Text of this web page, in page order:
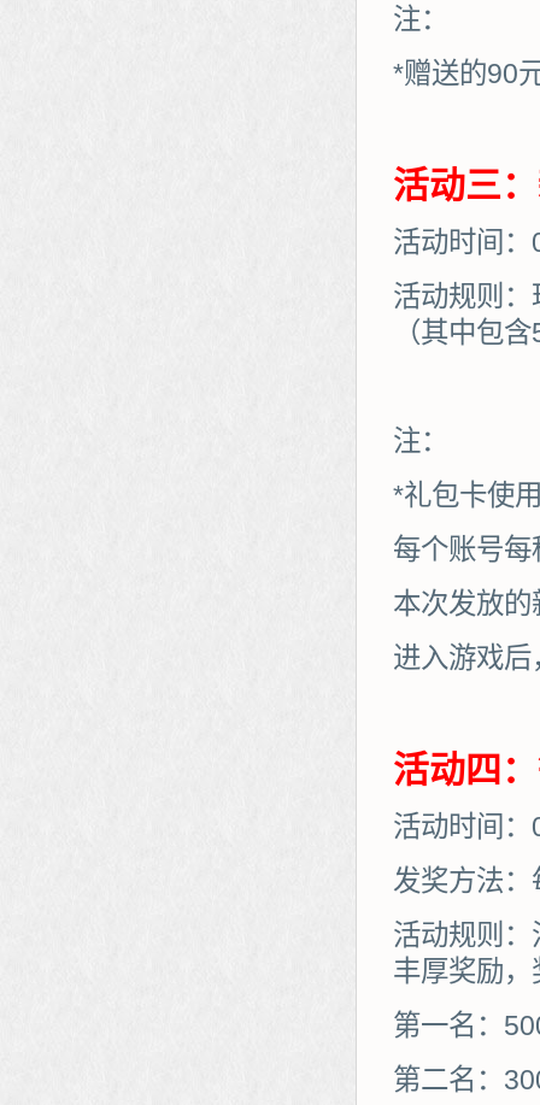
注：
*赠送的90
活动三
活动时间
活动规则
（其中包
注：
*礼包卡使
每个账号
本次发放
进入游戏后
活动四
活动时间
发奖方法：
活动规则
丰厚奖励
第一名：
第二名：